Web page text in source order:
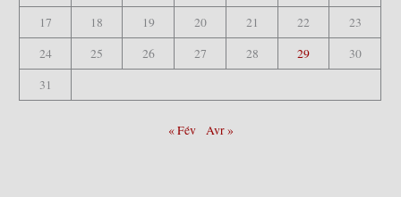
17
18 19 20 21 22
23
24
25 26 27 28 29
30
31
« Fév Avr »